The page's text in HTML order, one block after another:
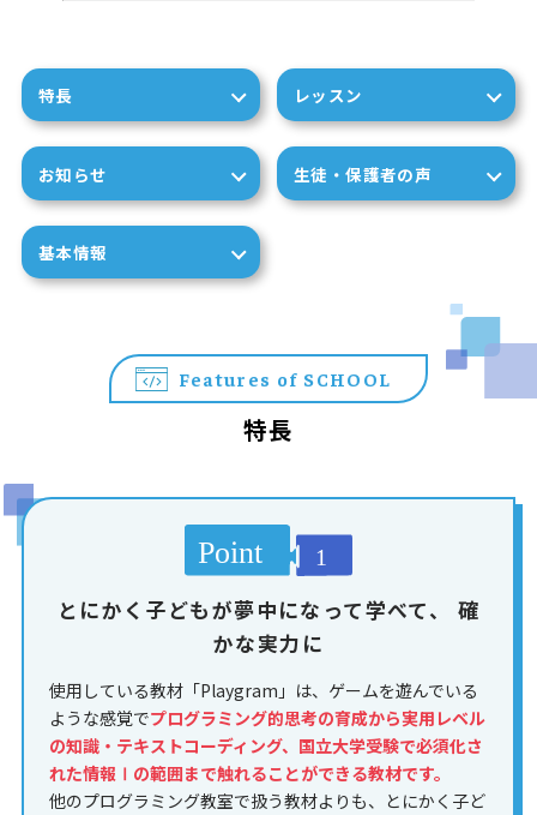
特長 レッスン
お知らせ 生徒・保護者の声
基本情報
Features of SCHOOL
特長
とにかく子どもが夢中になって学べて、
確
かな実力に
使用している教材「Playgram」は、ゲームを遊んでいる
ような感覚でプログラミング的思考の育成から実用レベル
の知識・テキストコーディング、国立大学受験で必須化さ
れた情報Ⅰの範囲まで触れることができる教材です。
他のプログラミング教室で扱う教材よりも、とにかく子ど